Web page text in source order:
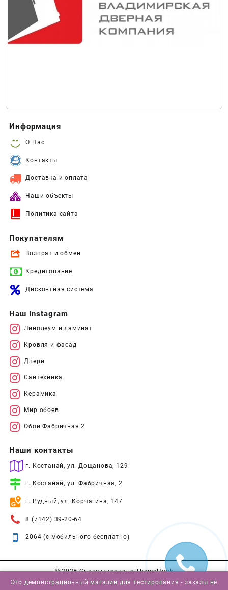
Информация
О Нас
Контакты
Доставка и оплата
Наши объекты
Политика сайта
Покупателям
Возврат и обмен
Кредитование
Дисконтная система
Наш Instagram
Линолеум и ламинат
Кровля и фасад
Двери
Сантехника
Керамика
Мир обоев
Обои Фабричная 2
Наши контакты
г. Костанай, ул. Дощанова, 129
г. Костанай, ул. Фабричная, 2
г. Рудный, ул. Корчагина, 147
8 (7142) 39-20-64
2064 (с мобильного бесплатно)
© 2026Спроектировано ThemeHunk
Это демонстрационный магазин для тестирования - заказы не